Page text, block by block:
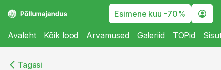
Esimene kuu -70%
Avaleht Kõik lood Arvamused Galeriid TOPid
Tagasi